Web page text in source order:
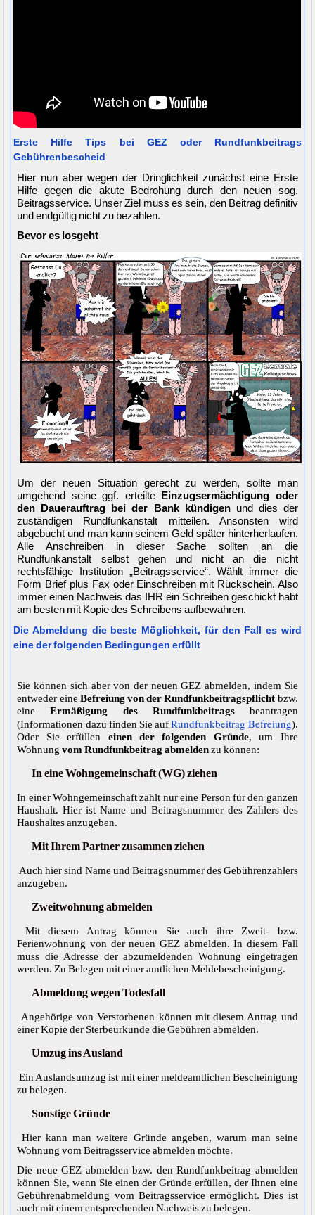
Erste Hilfe Tips bei GEZ oder Rundfunkbeitrags
Gebührenbescheid
Hier nun aber wegen der Dringlichkeit zunächst eine Erste
Hilfe gegen die akute Bedrohung durch den neuen sog.
Beitragsservice. Unser Ziel muss es sein, den Beitrag definitiv
und endgültig nicht zu bezahlen.
Bevor es losgeht
Um der neuen Situation gerecht zu werden, sollte man
umgehend seine ggf. erteilte Einzugsermächtigung oder
den Dauerauftrag bei der Bank kündigenund dies der
zuständigen Rundfunkanstalt mitteilen. Ansonsten wird
abgebucht und man kann seinem Geld später hinterherlaufen.
Alle Anschreiben in dieser Sache sollten an die
Rundfunkanstalt selbst gehen und nicht an die nicht
rechtsfähige Institution „Beitragsservice“. Wählt immer die
Form Brief plus Fax oder Einschreiben mit Rückschein. Also
immer einen Nachweis das IHR ein Schreiben geschickt habt
am besten mit Kopie des Schreibens aufbewahren.
Die Abmeldung die beste Möglichkeit, für den Fall es wird
eine der folgenden Bedingungen erfüllt
Sie können sich aber von der neuen GEZ abmelden, indem Sie
entweder eine Befreiung von der Rundfunkbeitragspflicht bzw.
eineErmäßigung des Rundfunkbeitragsbeantragen
(Informationen dazu finden Sie aufRundfunkbeitrag Befreiung).
Oder Sie erfüllen einen der folgenden Gründe, um Ihre
Wohnungvom Rundfunkbeitrag abmeldenzu können:
In eine Wohngemeinschaft (WG) ziehen
In einer Wohngemeinschaft zahlt nur eine Person für den ganzen
Haushalt. Hier ist Name und Beitragsnummer des Zahlers des
Haushaltes anzugeben.
Mit Ihrem Partner zusammen ziehen
Auch hier sind Name und Beitragsnummer des Gebührenzahlers
anzugeben.
Zweitwohnung abmelden
Mit diesem Antrag können Sie auch ihre Zweit- bzw.
Ferienwohnung von der neuen GEZ abmelden. In diesem Fall
muss die Adresse der abzumeldenden Wohnung eingetragen
werden. Zu Belegen mit einer amtlichen Meldebescheinigung.
Abmeldung wegen Todesfall
Angehörige von Verstorbenen können mit diesem Antrag und
einer Kopie der Sterbeurkunde die Gebühren abmelden.
Umzug ins Ausland
Ein Auslandsumzug ist mit einer meldeamtlichen Bescheinigung
zu belegen.
Sonstige Gründe
Hier kann man weitere Gründe angeben, warum man seine
Wohnung vom Beitragsservice abmelden möchte.
Die neue GEZ abmelden bzw. den Rundfunkbeitrag abmelden
können Sie, wenn Sie einen der Gründe erfüllen, der Ihnen eine
Gebührenabmeldung vom Beitragsservice ermöglicht. Dies ist
auch mit einem entsprechenden Nachweis zu belegen.